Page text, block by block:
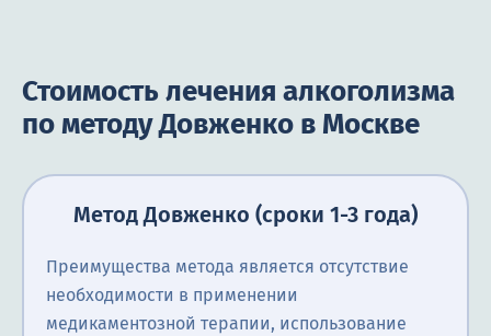
Стоимость лечения алкоголизма
по методу Довженко в Москве
Метод Довженко (сроки 1-3 года)
Преимущества метода является отсутствие
необходимости в применении
медикаментозной терапии, использование